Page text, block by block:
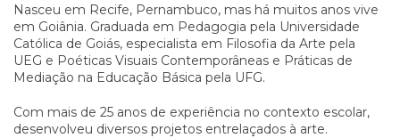
Nasceu em Recife, Pernambuco, mas há muitos anos vive
em Goiânia. Graduada em Pedagogia pela Universidade
Católica de Goiás, especialista em Filosofia da Arte pela
UEG e Poéticas Visuais Contemporâneas e Práticas de
Mediação na Educação Básica pela UFG.
Com mais de 25 anos de experiência no contexto escolar,
desenvolveu diversos projetos entrelaçados à arte.